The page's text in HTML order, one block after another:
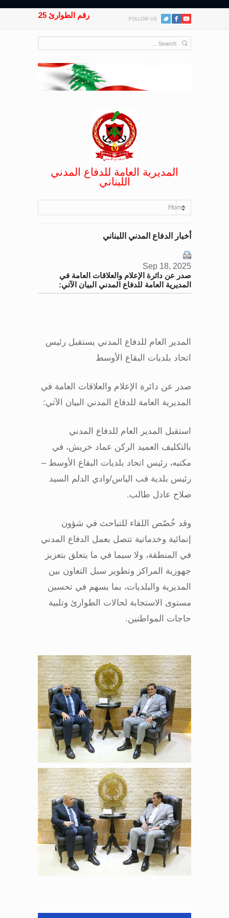
FOLLOW US: رقم الطوارئ 125
المديرية العامة للدفاع المدني
اللبناني
Home
أخبار الدفاع المدني اللبناني
Sep 18, 2025
صدر عن دائرة الإعلام والعلاقات العامة في
المديرية العامة للدفاع المدني البيان الآتي:
المدير العام للدفاع المدني يستقبل رئيس
اتحاد بلديات البقاع الأوسط
صدر عن دائرة الإعلام والعلاقات العامة في
المديرية العامة للدفاع المدني البيان الآتي:
استقبل المدير العام للدفاع المدني
بالتكليف العميد الركن عماد خريش، في
مكتبه، رئيس اتحاد بلديات البقاع الأوسط –
رئيس بلدية قب الياس/وادي الدلم السيد
صلاح عادل طالب.
وقد خُصّص اللقاء للتباحث في شؤون
إنمائية وخدماتية تتصل بعمل الدفاع المدني
في المنطقة، ولا سيما في ما يتعلق بتعزيز
جهوزية المراكز وتطوير سبل التعاون بين
المديرية والبلديات، بما يسهم في تحسين
مستوى الاستجابة لحالات الطوارئ وتلبية
حاجات المواطنين.